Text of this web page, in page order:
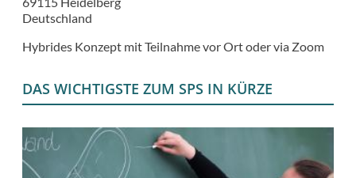
Deutschland
Hybrides Konzept mit Teilnahme vor Ort oder via Zoom
DAS WICHTIGSTE ZUM SPS IN KÜRZE